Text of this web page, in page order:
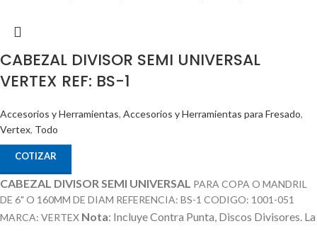
CABEZAL DIVISOR SEMI UNIVERSAL
VERTEX REF: BS-1
Accesorios y Herramientas, Accesorios y Herramientas para Fresado,
Vertex, Todo
COTIZAR
CABEZAL DIVISOR SEMI UNIVERSAL PARA COPA O MANDRIL
DE 6" O 160MM DE DIAM REFERENCIA: BS-1 CODIGO: 1001-051
MARCA: VERTEX Nota: Incluye Contra Punta, Discos Divisores. La